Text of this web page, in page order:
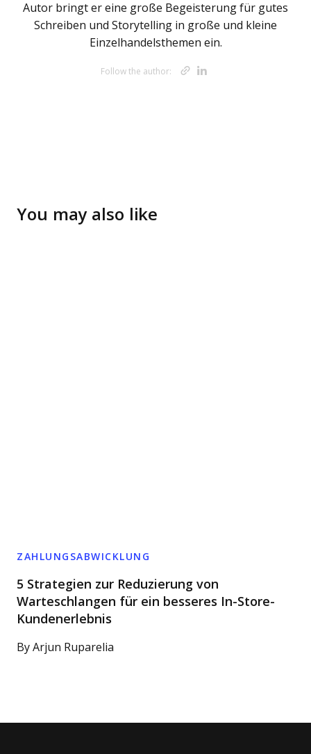
Autor bringt er eine große Begeisterung für gutes
Schreiben und Storytelling in große und kleine
Einzelhandelsthemen ein.
Follow the author: Opens new
You may also like
ZAHLUNGSABWICKLUNG
5 Strategien zur Reduzierung von
Warteschlangen für ein besseres In-Store-
Kundenerlebnis
By Arjun Ruparelia